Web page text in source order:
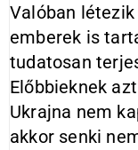
Valóban
emberek is
tudatosan
Előbbieknek
Ukrajna nem
akkor senki